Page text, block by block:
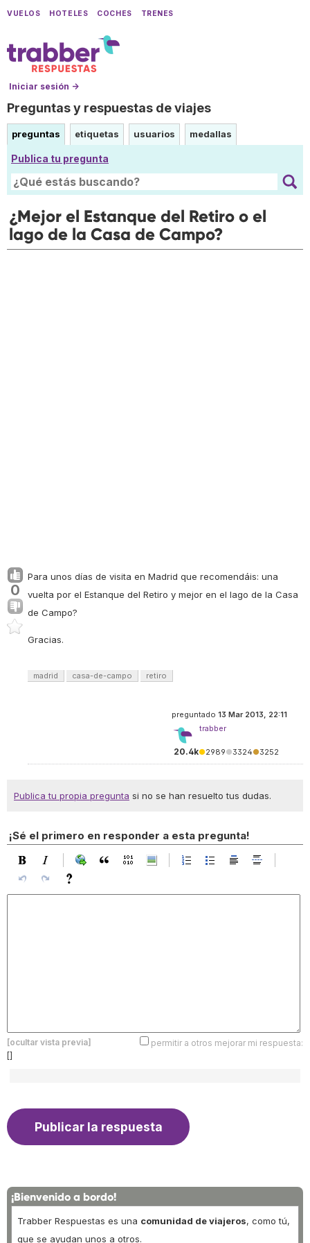
VUELOS HOTELES COCHES TRENES
Iniciar sesión →
Preguntas y respuestas de viajes
preguntas etiquetas usuarios medallas
Publica tu pregunta
¿Mejor el Estanque del Retiro o el
lago de la Casa de Campo?
0
Para unos días de visita en Madrid que recomendáis: una
vuelta por el Estanque del Retiro y mejor en el lago de la Casa
de Campo?
Gracias.
madrid casa-de-campo retiro
preguntado 13 Mar 2013, 22:11
trabber
20.4k●2989●3324●3252
Publica tu propia pregunta si no se han resuelto tus dudas.
¡Sé el primero en responder a esta pregunta!
[ocultar vista previa]
permitir a otros mejorar mi respuesta:
[]
¡Bienvenido a bordo!
Trabber Respuestas es una comunidad de viajeros, como tú,
que se ayudan unos a otros.